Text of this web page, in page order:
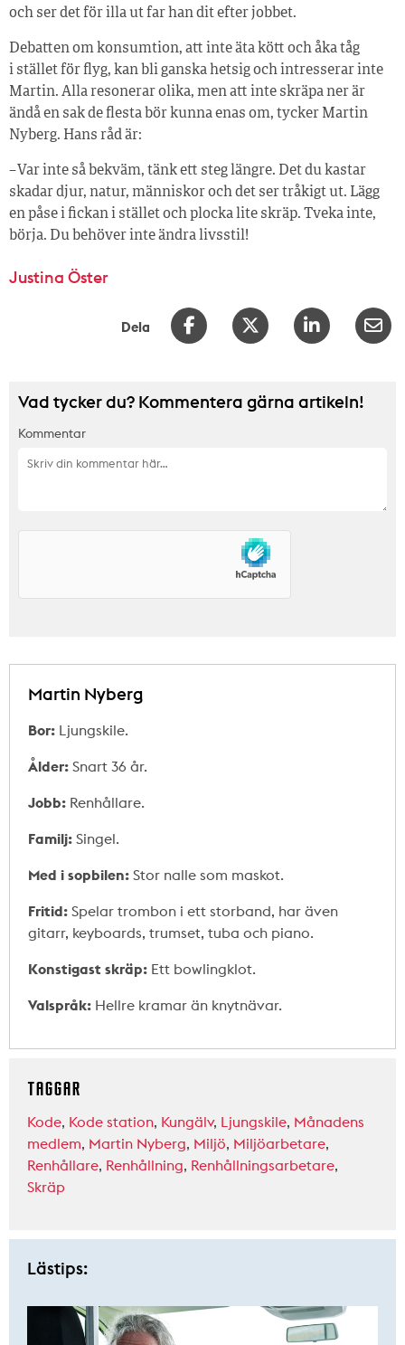
och ser det för illa ut far han dit efter jobbet.
Debatten om konsumtion, att inte äta kött och åka tåg
i stället för flyg, kan bli ganska hetsig och intresserar inte
Martin. Alla resonerar olika, men att inte skräpa ner är
ändå en sak de flesta bör kunna enas om, tycker Martin
Nyberg. Hans råd är:
– Var inte så bekväm, tänk ett steg längre. Det du kastar
skadar djur, natur, människor och det ser tråkigt ut. Lägg
en påse i fickan i stället och plocka lite skräp. Tveka inte,
börja. Du behöver inte ändra livsstil!
Justina Öster
Dela
Vad tycker du? Kommentera gärna artikeln!
Kommentar
Martin Nyberg
Bor: Ljungskile.
Ålder: Snart 36 år.
Jobb: Renhållare.
Familj: Singel.
Med i sopbilen: Stor nalle som maskot.
Fritid: Spelar trombon i ett storband, har även
gitarr, keyboards, trumset, tuba och piano.
Konstigast skräp: Ett bowlingklot.
Valspråk: Hellre kramar än knytnävar.
TAGGAR
Kode, Kode station, Kungälv, Ljungskile, Månadens
medlem, Martin Nyberg, Miljö, Miljöarbetare,
Renhållare, Renhållning, Renhållningsarbetare,
Skräp
Lästips: